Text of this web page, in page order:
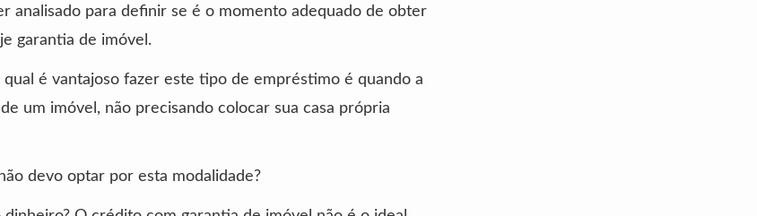
analisado para definir se é o momento adequado de obter
garantia de imóvel.
é vantajoso fazer este tipo de empréstimo é quando a
um imóvel, não precisando colocar sua casa própria
devo optar por esta modalidade?